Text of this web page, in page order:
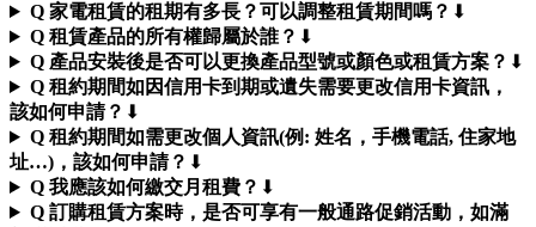
Q 家電租賃的租期有多長？可以調整租賃期間嗎？ ⬇︎
Q 租賃產品的所有權歸屬於誰？ ⬇︎
Q 產品安裝後是否可以更換產品型號或顏色或租賃方案？ ⬇︎
Q 租約期間如因信用卡到期或遺失需要更改信用卡資訊，
該如何申請？ ⬇︎
Q 租約期間如需更改個人資訊(例: 姓名，手機電話, 住家地
址…)，該如何申請？ ⬇︎
Q 我應該如何繳交月租費？ ⬇︎
Q 訂購租賃方案時，是否可享有一般通路促銷活動，如滿